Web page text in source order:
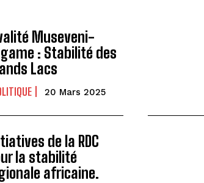
Museveni-
: Stabilité des
Lacs
20 Mars 2025
de la RDC
la stabilité
africaine.